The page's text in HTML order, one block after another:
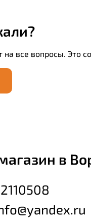
все вопросы. Это
в